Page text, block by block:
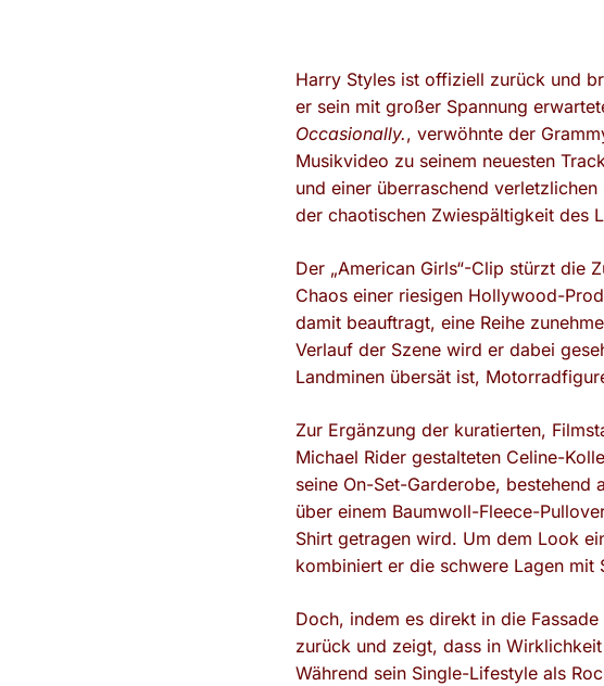
Harry Styles ist offiziell zurück und
er sein mit großer Spannung
Occasionally., verwöhnte der
Musikvideo zu seinem neuesten
und einer überraschend
der chaotischen Zwiespältigkeit des
Der „American Girls“-Clip stürzt die
Chaos einer riesigen Hollywood-
damit beauftragt, eine Reihe
Verlauf der Szene wird er dabei
Landminen übersät ist,
Zur Ergänzung der kuratierten,
Michael Rider gestalteten Celine-
seine On-Set-Garderobe, bestehend
über einem Baumwoll-Fleece-
Shirt getragen wird. Um dem Look
kombiniert er die schwere Lagen mit
Doch, indem es direkt in die
zurück und zeigt, dass in
Während sein Single-Lifestyle als